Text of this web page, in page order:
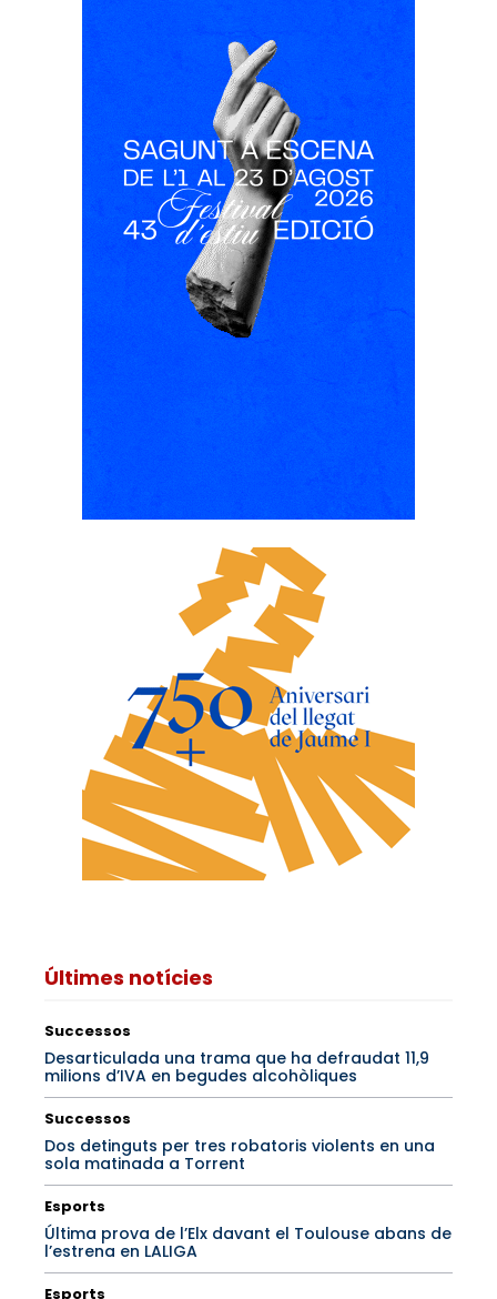
Últimes notícies
Successos
Desarticulada una trama que ha defraudat 11,9
milions d’IVA en begudes alcohòliques
Successos
Dos detinguts per tres robatoris violents en una
sola matinada a Torrent
Esports
Última prova de l’Elx davant el Toulouse abans de
l’estrena en LALIGA
Esports